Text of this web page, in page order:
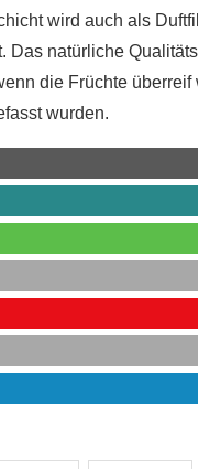
wird auch als
Das natürliche
die Früchte überreif
wurden.